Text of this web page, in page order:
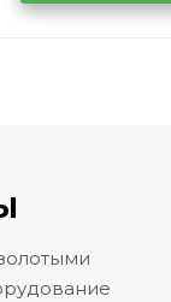
Volkswagen